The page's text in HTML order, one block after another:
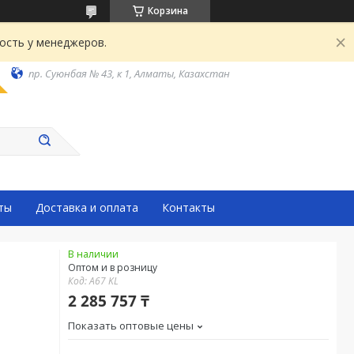
Корзина
у менеджеров.
пр. Суюнбая № 43, к 1, Алматы, Казахстан
Доставка и оплата Контакты
В наличии
Оптом и в розницу
Код:А67 KL
2 285 757 ₸
Показать оптовые цены